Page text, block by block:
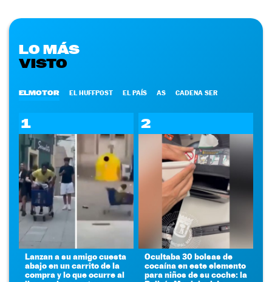
LO MÁS
VISTO
ELMOTOR EL HUFFPOST EL PAÍS AS CADENA SER
1
Lanzan a su amigo cuesta
abajo en un carrito de la
compra y lo que ocurre al
2
Ocultaba 30 bolsas de
cocaína en este elemento
para niños de su coche: la